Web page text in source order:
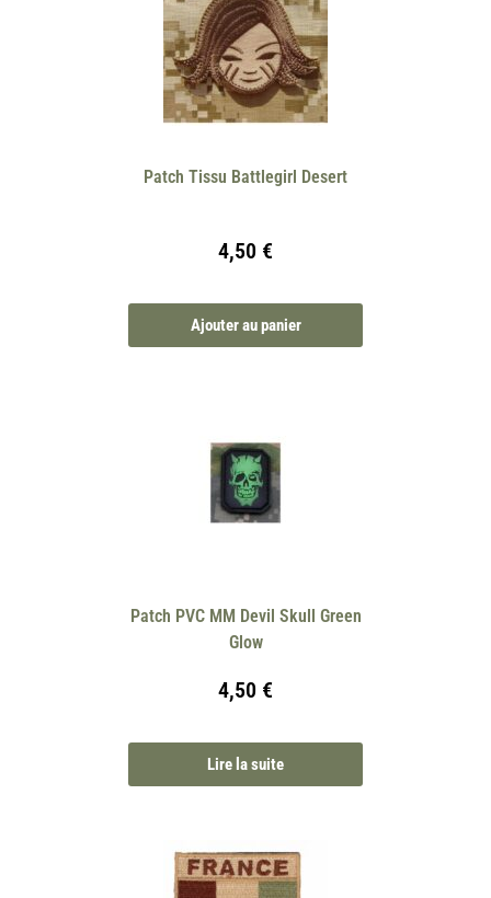
Patch Tissu Battlegirl Desert
4,50 €
Ajouter au panier
Patch PVC MM Devil Skull Green
Glow
4,50 €
Lire la suite